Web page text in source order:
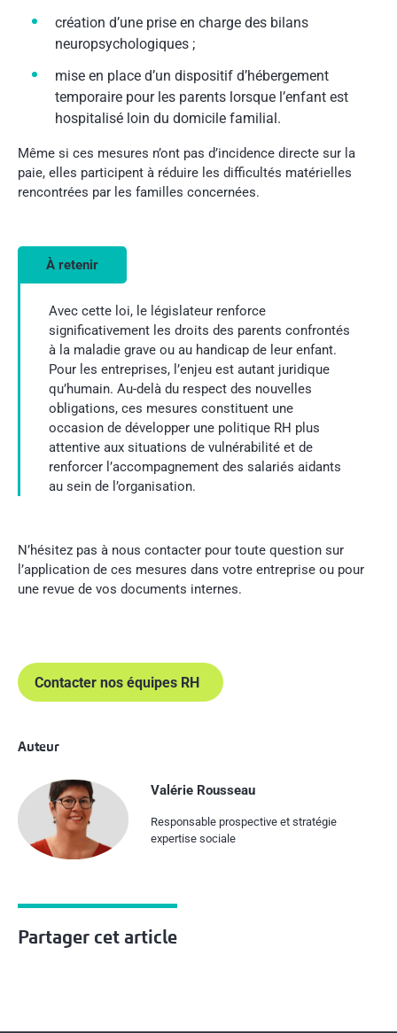
création d’une prise en charge des bilans
neuropsychologiques ;
mise en place d’un dispositif d’hébergement
temporaire pour les parents lorsque l’enfant est
hospitalisé loin du domicile familial.
Même si ces mesures n’ont pas d’incidence directe sur la
paie, elles participent à réduire les difficultés matérielles
rencontrées par les familles concernées.
À retenir
Avec cette loi, le législateur renforce
significativement les droits des parents confrontés
à la maladie grave ou au handicap de leur enfant.
Pour les entreprises, l’enjeu est autant juridique
qu’humain. Au-delà du respect des nouvelles
obligations, ces mesures constituent une
occasion de développer une politique RH plus
attentive aux situations de vulnérabilité et de
renforcer l’accompagnement des salariés aidants
au sein de l’organisation.
N’hésitez pas à nous contacter pour toute question sur
l’application de ces mesures dans votre entreprise ou pour
une revue de vos documents internes.
Contacter nos équipes RH
Auteur
Valérie Rousseau
Responsable prospective et stratégie
expertise sociale
Partager cet article